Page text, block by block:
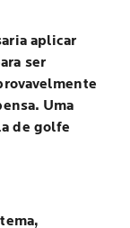
aplicar
ser
Uma
de golfe